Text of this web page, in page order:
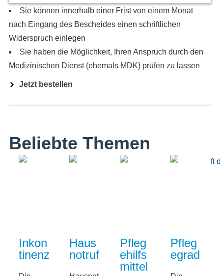
Sie können innerhalb einer Frist von einem Monat
nach Eingang des Bescheides einen schriftlichen
Widerspruch einlegen
Sie haben die Möglichkeit, Ihren Anspruch durch den
Medizinischen Dienst (ehemals MDK) prüfen zu lassen
Jetzt bestellen
Beliebte Themen
Inkon
tinenz
Haus
notruf
Pfleg
ehilfs
mittel
Pfleg
egrad